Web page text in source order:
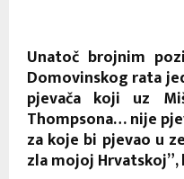
Unatoč brojnim
Domovinskog rata
pjevača koji uz
Thompsona… nije
za koje bi pjevao u
zla mojoj Hrvatskoj”,